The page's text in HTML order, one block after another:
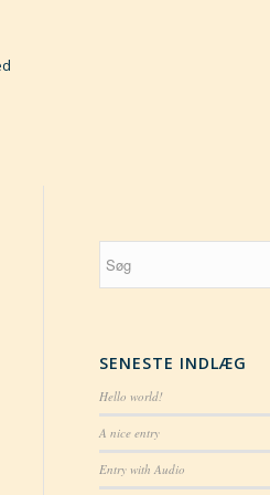
SENESTE INDLÆG
Hello world!
A nice entry
Entry with Audio